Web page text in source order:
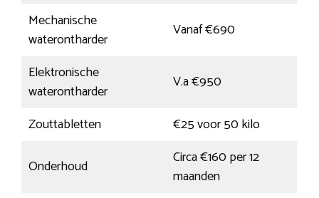
Mechanische
waterontharder
Vanaf €690
Elektronische
waterontharder
V.a €950
Zouttabletten
€25 voor 50 kilo
Onderhoud
Circa €160 per 12
maanden